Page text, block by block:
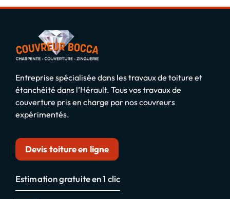
Entreprise spécialisée dans les travaux de toiture et
étanchéité dans l’Hérault. Tous vos travaux de
couverture pris en charge par nos couvreurs
expérimentés.
Devis toiture en ligne
Estimation gratuite en 1 clic